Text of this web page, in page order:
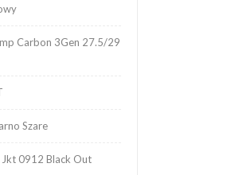
Carbon 3Gen 27.5/29
Szare
Jkt 0912 Black Out